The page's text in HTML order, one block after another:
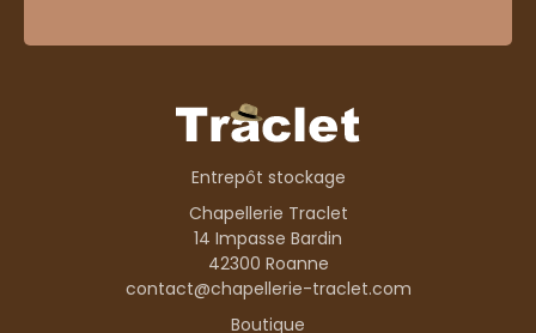
Entrepôt stockage
Chapellerie Traclet
14 Impasse Bardin
42300 Roanne
contact@chapellerie-traclet.com
Boutique